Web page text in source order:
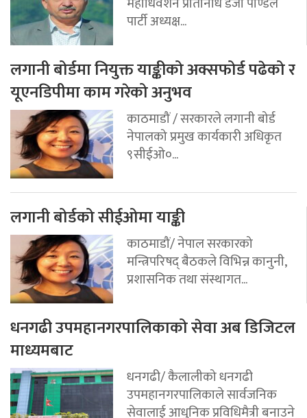
पार्टी अध्यक्ष...
लगानी बोर्डमा नियुक्त याङ्कीको अक्सफोर्ड पढेको र
यूएनडिपीमा काम गरेको अनुभव
काठमाडौं / सरकारले लगानी बोर्ड
नेपालको प्रमुख कार्यकारी अधिकृत
९सीईओ०...
लगानी बोर्डको सीईओमा याङ्की
काठमाडौं/ नेपाल सरकारको
मन्त्रिपरिषद् बैठकले विभिन्न कानुनी,
प्रशासनिक तथा संस्थागत...
धनगढी उपमहानगरपालिकाको सेवा अब डिजिटल
माध्यमबाट
धनगढी/ कैलालीको धनगढी
उपमहानगरपालिकाले सार्वजनिक
सेवालाई आधुनिक प्रविधिमैत्री बनाउने